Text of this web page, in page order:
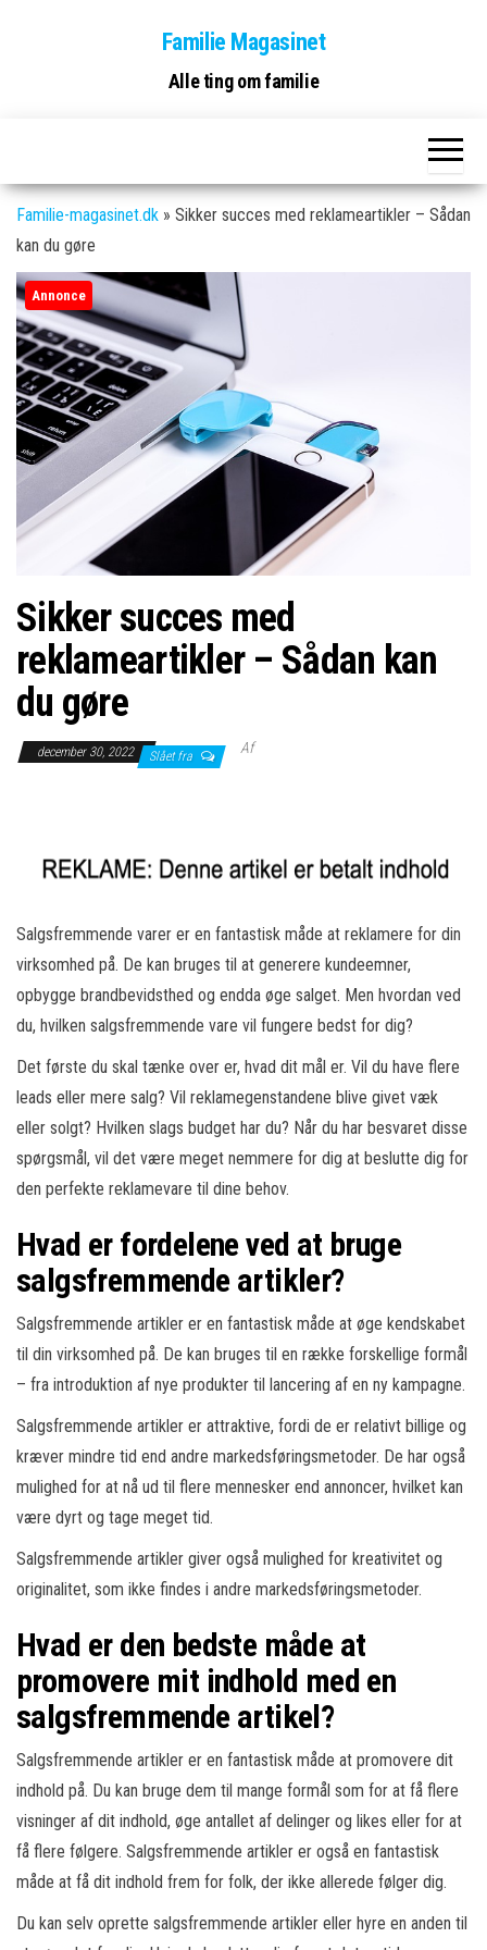
Familie Magasinet
Alle ting om familie
Familie-magasinet.dk » Sikker succes med reklameartikler – Sådan
kan du gøre
Annonce
Sikker succes med
reklameartikler – Sådan kan
du gøre
december 30, 2022 Slået fra Af
Salgsfremmende varer er en fantastisk måde at reklamere for din
virksomhed på. De kan bruges til at generere kundeemner,
opbygge brandbevidsthed og endda øge salget. Men hvordan ved
du, hvilken salgsfremmende vare vil fungere bedst for dig?
Det første du skal tænke over er, hvad dit mål er. Vil du have flere
leads eller mere salg? Vil reklamegenstandene blive givet væk
eller solgt? Hvilken slags budget har du? Når du har besvaret disse
spørgsmål, vil det være meget nemmere for dig at beslutte dig for
den perfekte reklamevare til dine behov.
Hvad er fordelene ved at bruge
salgsfremmende artikler?
Salgsfremmende artikler er en fantastisk måde at øge kendskabet
til din virksomhed på. De kan bruges til en række forskellige formål
– fra introduktion af nye produkter til lancering af en ny kampagne.
Salgsfremmende artikler er attraktive, fordi de er relativt billige og
kræver mindre tid end andre markedsføringsmetoder. De har også
mulighed for at nå ud til flere mennesker end annoncer, hvilket kan
være dyrt og tage meget tid.
Salgsfremmende artikler giver også mulighed for kreativitet og
originalitet, som ikke findes i andre markedsføringsmetoder.
Hvad er den bedste måde at
promovere mit indhold med en
salgsfremmende artikel?
Salgsfremmende artikler er en fantastisk måde at promovere dit
indhold på. Du kan bruge dem til mange formål som for at få flere
visninger af dit indhold, øge antallet af delinger og likes eller for at
få flere følgere. Salgsfremmende artikler er også en fantastisk
måde at få dit indhold frem for folk, der ikke allerede følger dig.
Du kan selv oprette salgsfremmende artikler eller hyre en anden til